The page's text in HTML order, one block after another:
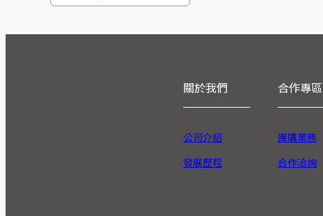
關於我們
公司介紹
發展歷程
合作專區
團購業務
合作洽詢